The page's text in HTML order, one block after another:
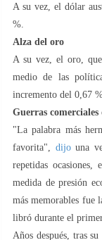
A su vez, el dólar
%.
Alza del oro
A su vez, el oro,
medio de las
incremento del 0,67
Guerras
"La palabra más
favorita", dijouna
repetidas
medida de presión
más memorables fue
libró durante el
Años después, tras